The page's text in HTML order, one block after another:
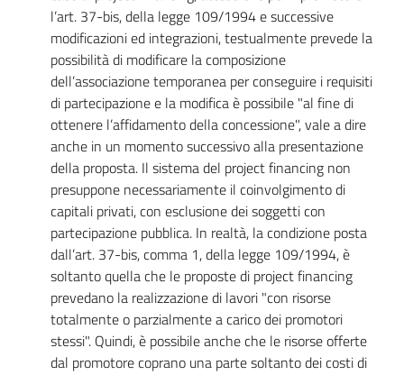
l’art. 37-bis, della legge 109/1994 e successive
modificazioni ed integrazioni, testualmente prevede la
possibilità di modificare la composizione
dell’associazione temporanea per conseguire i requisiti
di partecipazione e la modifica è possibile "al fine di
ottenere l’affidamento della concessione", vale a dire
anche in un momento successivo alla presentazione
della proposta. Il sistema del project financing non
presuppone necessariamente il coinvolgimento di
capitali privati, con esclusione dei soggetti con
partecipazione pubblica. In realtà, la condizione posta
dall’art. 37-bis, comma 1, della legge 109/1994, è
soltanto quella che le proposte di project financing
prevedano la realizzazione di lavori "con risorse
totalmente o parzialmente a carico dei promotori
stessi". Quindi, è possibile anche che le risorse offerte
dal promotore coprano una parte soltanto dei costi di